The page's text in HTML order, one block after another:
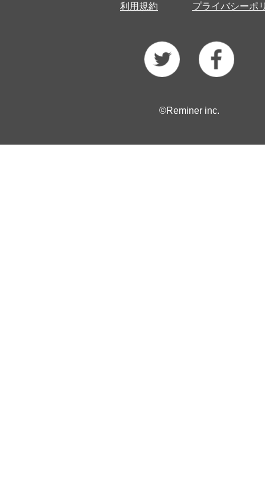
利用規約 プライバシーポ
©Reminer inc.